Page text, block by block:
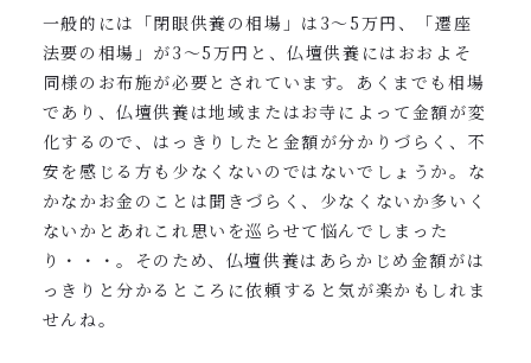
一般的には「閉眼供養の相場」は3〜5万円、「遷座
法要の相場」が3〜5万円と、仏壇供養にはおおよそ
同様のお布施が必要とされています。あくまでも相場
であり、仏壇供養は地域またはお寺によって金額が変
化するので、はっきりしたと金額が分かりづらく、不
安を感じる方も少なくないのではないでしょうか。な
かなかお金のことは聞きづらく、少なくないか多いく
ないかとあれこれ思いを巡らせて悩んでしまった
り・・・。そのため、仏壇供養はあらかじめ金額がは
っきりと分かるところに依頼すると気が楽かもしれま
せんね。